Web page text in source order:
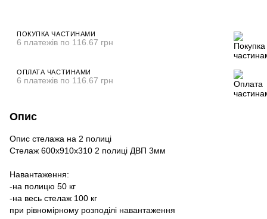
ПОКУПКА ЧАСТИНАМИ
6 платежів по 116.67 грн
ОПЛАТА ЧАСТИНАМИ
6 платежів по 116.67 грн
Опис
Опис стелажа на 2 полиці
Стелаж 600х910х310 2 полиці ДВП 3мм
Навантаження:
-на полицю 50 кг
-на весь стелаж 100 кг
при рівномірному розподілі навантаження